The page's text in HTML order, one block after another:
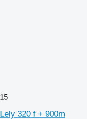
15
Lely 320 f + 900m